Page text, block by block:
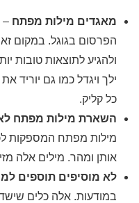
מאגדים מילות מפתח –
הפרסום בגוגל. במקום
ולהגיע לתוצאות טובות
ילך ויגדל כמו גם
כל קליק.
השארת מילות מפתח לא
מילות מפתח המספקות
אותן ומהר. מילים אלה
לא מוסיפים תוספים
במודעות. אלה כלים